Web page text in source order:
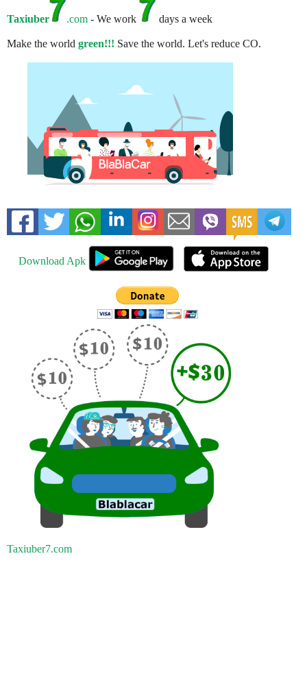
Taxiuber .com - We work days a week
Make the world green!!! Save the world. Let's reduce CO.
Download Apk
Taxiuber7.com